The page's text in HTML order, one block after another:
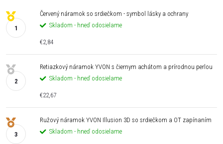
Červený náramok so srdiečkom - symbol lásky a ochrany
Skladom - hneď odosielame
€2,84
Retiazkový náramok YVON s čiernym achátom a prírodnou perlou
Skladom - hneď odosielame
€22,67
Ružový náramok YVON Illusion 3D so srdiečkom a OT zapínaním
Skladom - hneď odosielame